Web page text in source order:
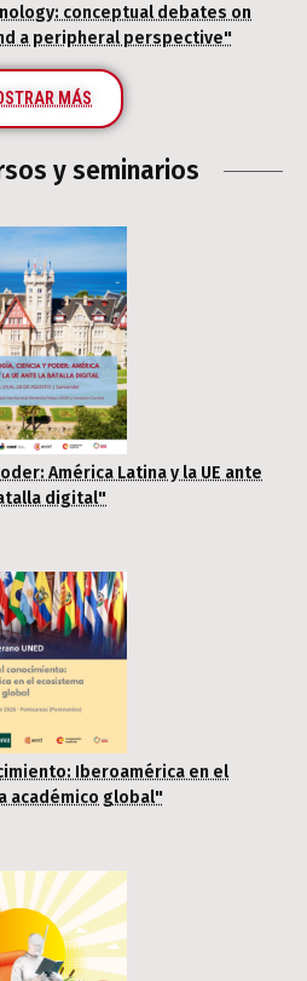
conceptual debates on
a peripheral perspective"
MÁS
y seminarios
América Latina y la UE ante
digital"
Iberoamérica en el
académico global"